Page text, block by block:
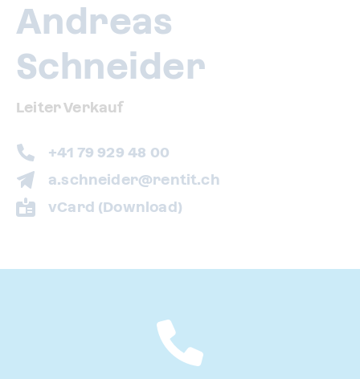
Andreas
Schneider
Leiter Verkauf
+41 79 929 48 00
a.schneider@rentit.ch
vCard (Download)